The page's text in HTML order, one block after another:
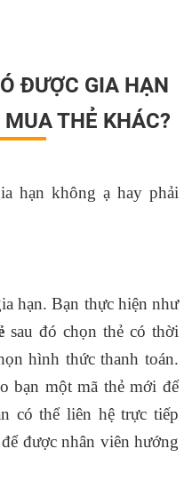
ĐƯỢC GIA HẠN
THẺ KHÁC?
hạn không ạ hay phải
hạn. Bạn thực hiện như
sau đó chọn thẻ có thời
hình thức thanh toán.
bạn một mã thẻ mới để
có thể liên hệ trực tiếp
để được nhân viên hướng